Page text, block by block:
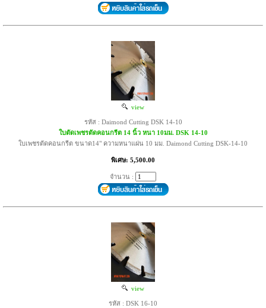
view
รหัส : Daimond Cutting DSK 14-10
ใบตัดเพชรตัดคอนกรีต 14 นิ้ว หนา 10มม. DSK 14-10
ใบเพชรตัดคอนกรีต ขนาด14" ความหนาแผ่น 10 มม. Daimond Cutting DSK-14-10
พิเศษ: 5,500.00
จำนวน :
view
รหัส : DSK 16-10